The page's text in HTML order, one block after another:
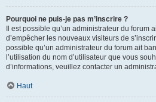
Pourquoi ne puis-je pas m’inscrire ?
Il est possible qu’un administrateur du forum
d’empêcher les nouveaux visiteurs de
possible qu’un administrateur du forum ait
l’utilisation du nom d’utilisateur que vous
d’informations, veuillez contacter un
Haut